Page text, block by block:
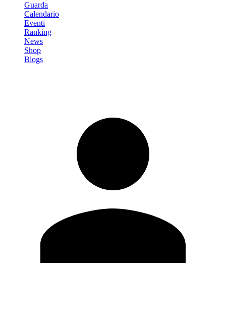
Guarda
Calendario
Eventi
Ranking
News
Shop
Blogs